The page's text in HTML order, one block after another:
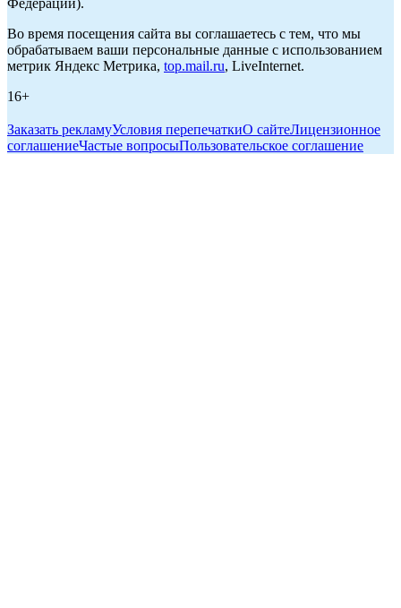
Федерации).
Во время посещения сайта вы соглашаетесь с тем, что мы
обрабатываем ваши персональные данные с использованием
метрик Яндекс Метрика, top.mail.ru, LiveInternet.
16+
Заказать рекламуУсловия перепечаткиО сайтеЛицензионное
соглашениеЧастые вопросыПользовательское соглашение